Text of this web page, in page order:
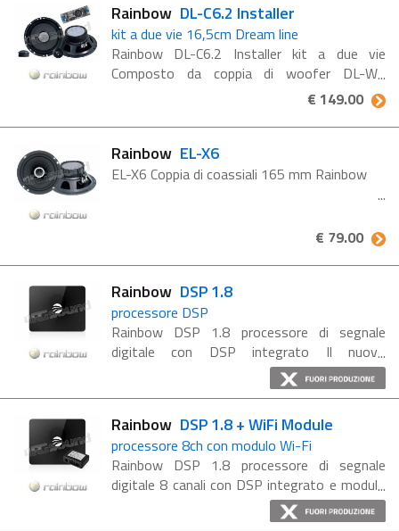
Rainbow DL-C6.2 Installer
kit a due vie 16,5cm Dream line
Rainbow DL-C6.2 Installer kit a due vie
Composto da coppia di woofer DL-W6
165mm, coppia di tweeter DL-T20 20mm e
crossover inline dedicati. La serie Dream
fornisce kit e coppie di altoparlanti ...
€ 149.00
Rainbow EL-X6
EL-X6 Coppia di coassiali 165 mm Rainbow
€ 79.00
Rainbow DSP 1.8
processore DSP
Rainbow DSP 1.8 processore di segnale
digitale con DSP integrato Il nuovo
processore di segnale Raimbow ti farà
provare nuove esperienze di ascolto in auto,
Rainbow DSP 1.8 + WiFi Module
processore 8ch con modulo Wi-Fi
Rainbow DSP 1.8 processore di segnale
digitale 8 canali con DSP integrato e modulo
Wi-Fi Il nuovo processore di segnale
Raimbow ti farà provare nuove esperienze di